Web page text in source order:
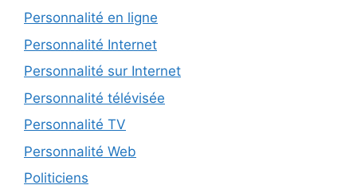
Personnalité en ligne
Personnalité Internet
Personnalité sur Internet
Personnalité télévisée
Personnalité TV
Personnalité Web
Politiciens